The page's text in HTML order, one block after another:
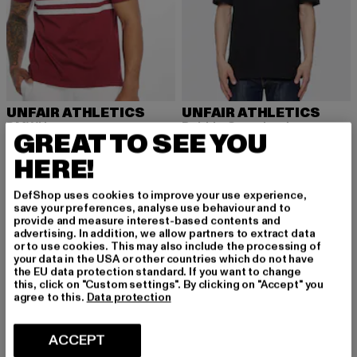
UNFAIR ATHLETICS
DMWU
EUR 37,99
Huidige prijs: EUR 37,99
UNFAIR ATHLETICS
Bubble Oversized
EUR 19,94
Huidige prijs: EUR 19,94
EUR 34,99
-54%
GREAT TO SEE YOU
HERE!
DefShop uses cookies to improve your use experience,
save your preferences, analyse use behaviour and to
provide and measure interest-based contents and
advertising. In addition, we allow partners to extract data
or to use cookies. This may also include the processing of
your data in the USA or other countries which do not have
the EU data protection standard. If you want to change
this, click on "Custom settings". By clicking on "Accept" you
agree to this. Data protection
ACCEPT